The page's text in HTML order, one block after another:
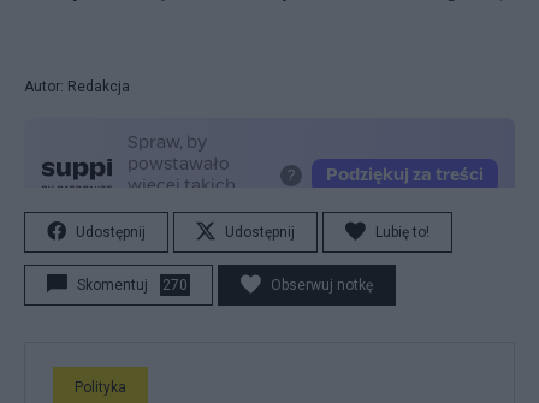
Autor: Redakcja
Udostępnij Udostępnij Lubię to!
Skomentuj 270 Obserwuj notkę
Polityka